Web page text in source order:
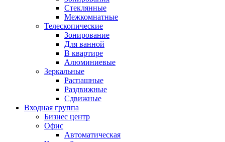
Стеклянные
Межкомнатные
Телескопические
Зонирование
Для ванной
В квартире
Алюминиевые
Зеркальные
Распашные
Раздвижные
Сдвижные
Входная группа
Бизнес центр
Офис
Автоматическая